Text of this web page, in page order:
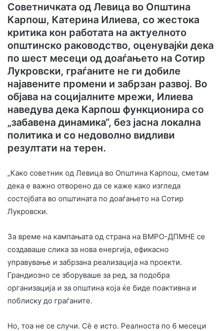
Советничката од Левица во Општина
Карпош, Катерина Илиева, со жестока
критика кон работата на актуелното
општинско раководство, оценувајќи дека
по шест месеци од доаѓањето на Сотир
Лукровски, граѓаните не ги добиле
најавените промени и забрзан развој. Во
објава на социјалните мрежи, Илиева
наведува дека Карпош функционира со
„забавена динамика“, без јасна локална
политика и со недоволно видливи
резултати на терен.
„Како советник од Левица во Општина Карпош, сметам
дека е важно отворено да се каже како изгледа
состојбата во општината по доаѓањето на Сотир
Лукровски.
За време на кампањата од страна на ВМРО-ДПМНЕ се
создаваше слика за нова енергија, ефикасно
управување и забрзана реализација на проекти.
Грандиозно се зборуваше за ред, за подобра
организација и за општина која ќе биде поактивна и
поблиску до граѓаните.
Но, тоа не се случи. Сè e исто. Реалноста по 6 месеци